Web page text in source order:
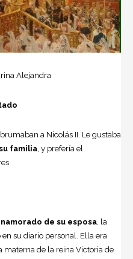
Alejandra
a Nicolás II. Le gustaba
familia , y prefería el
de su esposa , la
su diario personal. Ella era
materna de la reina Victoria de